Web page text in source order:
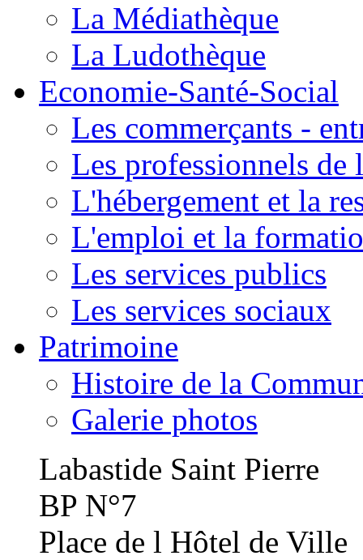
La Médiathèque
La Ludothèque
Economie-Santé-Social
Les commerçants -
Les professionnels de
L'hébergement et la
L'emploi et la
Les services publics
Les services sociaux
Patrimoine
Histoire de la
Galerie photos
Labastide Saint Pierre
BP N°7
Place de l Hôtel de Ville